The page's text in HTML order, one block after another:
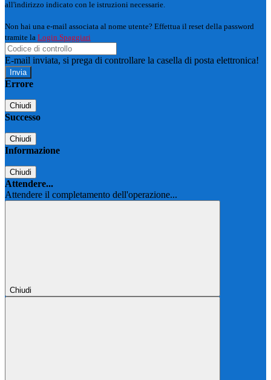
all'indirizzo indicato con le istruzioni necessarie.
Non hai una e-mail associata al nome utente? Effettua il reset della password
tramite la Login Spaggiari
E-mail inviata, si prega di controllare la casella di posta elettronica!
Errore
Chiudi
Successo
Chiudi
Informazione
Chiudi
Attendere...
Attendere il completamento dell'operazione...
Chiudi